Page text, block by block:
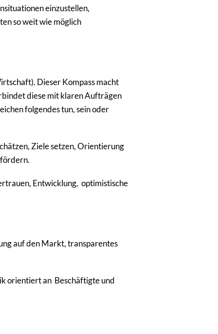
einzustellen,
so weit wie möglich
Dieser Kompass macht
diese mit klaren Aufträgen
folgendes tun, sein oder
Ziele setzen, Orientierung
Entwicklung, optimistische
auf den Markt, transparentes
orientiert an Beschäftigte und